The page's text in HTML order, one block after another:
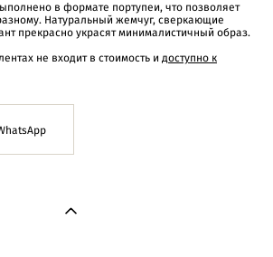
в формате портупеи, что позволяет
Натуральный жемчуг, сверкающие
прекрасно украсят минималистичный образ.
не входит в стоимость и доступно к